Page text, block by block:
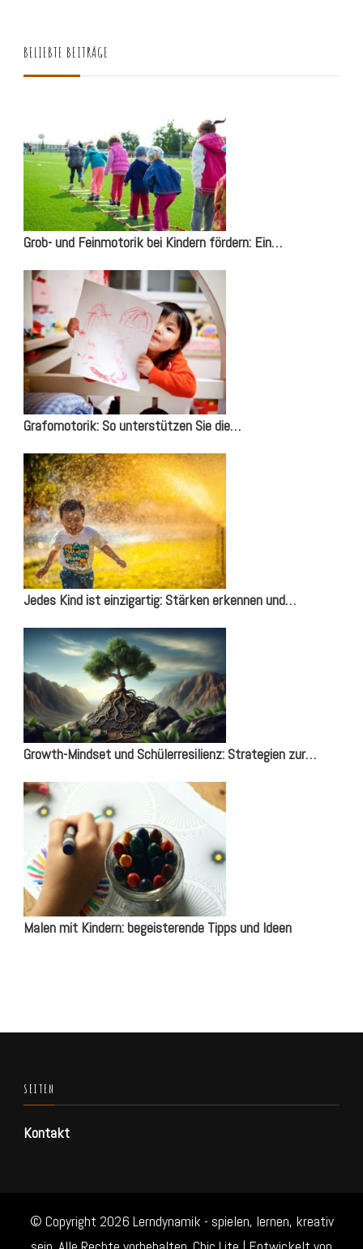
BELIEBTE BEITRÄGE
Grob- und Feinmotorik bei Kindern fördern: Ein…
Grafomotorik: So unterstützen Sie die…
Jedes Kind ist einzigartig: Stärken erkennen und…
Growth-Mindset und Schülerresilienz: Strategien zur…
Malen mit Kindern: begeisterende Tipps und Ideen
SEITEN
Kontakt
© Copyright 2026 Lerndynamik - spielen, lernen, kreativ